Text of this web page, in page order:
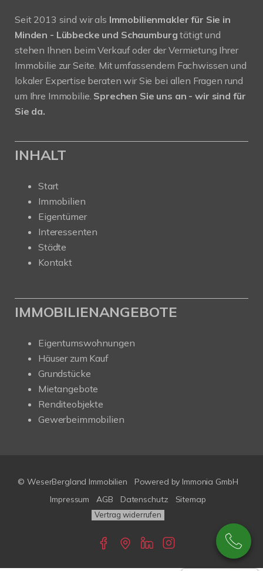
Seit 2013 sind wir als Immobilienmakler für Sie in
Minden - Lübbecke und Schaumburgtätigt und
stehen Ihnen beim Verkauf oder der Vermietung Ihrer
Immobilie zur Seite. Mit umfassendem Fachwissen und
lokaler Expertise beraten wir Sie bei allen Fragen rund
um Ihre Immobilie. Sprechen Sie uns an - wir sind für
Sie da.
INHALT
Start
Immobilien
Eigentümer
Interessenten
Städte
Kontakt
IMMOBILIENANGEBOTE
Eigentumswohnungen
Häuser zum Kauf
Grundstücke
Mietangebote
Renditeobjekte
Gewerbeimmobilien
© WeserBergland Immobilien Powered by Immonia GmbH
Impressum
AGB Datenschutz Sitemap
Vertrag widerrufen